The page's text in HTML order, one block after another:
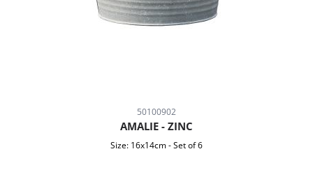
50100902
AMALIE - ZINC
Size: 16x14cm-Set of 6